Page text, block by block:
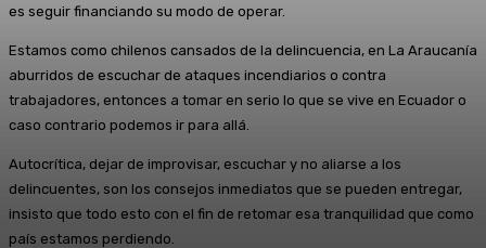
es seguir financiando su modo de operar.
Estamos como chilenos cansados de la delincuencia, en La Araucanía
aburridos de escuchar de ataques incendiarios o contra
trabajadores, entonces a tomar en serio lo que se vive en Ecuador o
caso contrario podemos ir para allá.
Autocrítica, dejar de improvisar, escuchar y no aliarse a los
delincuentes, son los consejos inmediatos que se pueden entregar,
insisto que todo esto con el fin de retomar esa tranquilidad que como
país estamos perdiendo.